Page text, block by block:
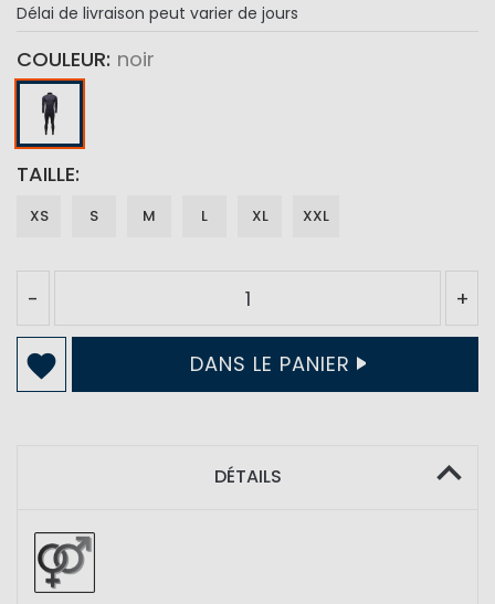
Délai de livraison peut varier de jours
COULEUR noir
TAILLE
XS S M L XL XXL
- +
DANS LE PANIER
DÉTAILS